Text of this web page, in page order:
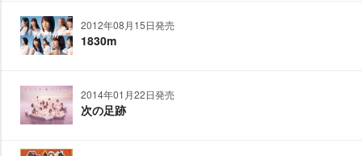
2012年08月15日発売
1830m
2014年01月22日発売
次の足跡